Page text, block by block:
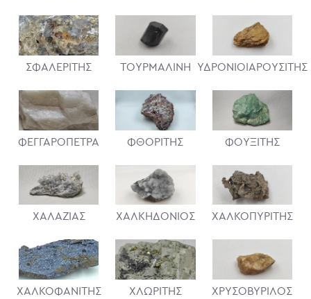
ΣΦΑΛΕΡΙΤΗΣ ΤΟΥΡΜΑΛΙΝΗ ΥΔΡΟΝΙΟΙΑΡΟΥΣΙΤΗΣ
ΦΕΓΓΑΡΟΠΕΤΡΑ ΦΘΟΡΙΤΗΣ ΦΟΥΞΙΤΗΣ
ΧΑΛΑΖΙΑΣ ΧΑΛΚΗΔΟΝΙΟΣ ΧΑΛΚΟΠΥΡΙΤΗΣ
ΧΑΛΚΟΦΑΝΙΤΗΣ ΧΛΩΡΙΤΗΣ ΧΡΥΣΟΒΥΡΙΛΟΣ